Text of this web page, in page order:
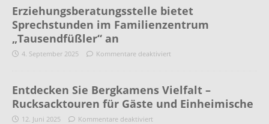
Erziehungsberatungsstelle bietet
Sprechstunden im Familienzentrum
„Tausendfüßler“ an
4. September 2025 Kommentare deaktiviert
Entdecken Sie Bergkamens Vielfalt –
Rucksacktouren für Gäste und Einheimische
12. Juni 2025 Kommentare deaktiviert